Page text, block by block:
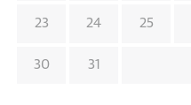
23 24 25
30 31